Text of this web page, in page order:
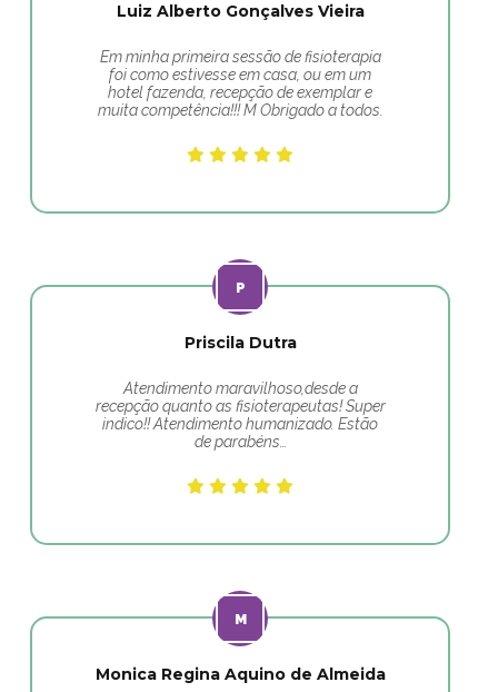
Luiz Alberto Gonçalves Vieira
Em minha primeira sessão de fisioterapia
foi como estivesse em casa, ou em um
hotel fazenda, recepção de exemplar e
muita competência!!! M Obrigado a todos.
Priscila Dutra
Atendimento maravilhoso,desde a
recepção quanto as fisioterapeutas! Super
indico!! Atendimento humanizado. Estão
de parabéns…
Monica Regina Aquino de Almeida